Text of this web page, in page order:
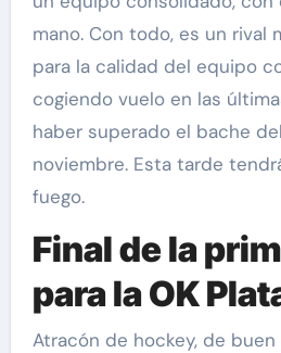
mano. Con todo, es un rival
para la calidad del equipo
cogiendo vuelo en las
haber superado el bache
noviembre. Esta tarde
fuego.
Final de la
para la OK
Atracón de hockey, de